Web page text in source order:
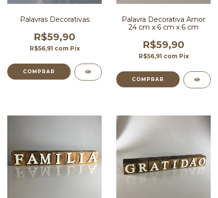
Palavras Decorativas
R$59,90
R$56,91 com Pix
Palavra Decorativa Amor
24 cm x 6 cm x 6 cm
R$59,90
R$56,91 com Pix